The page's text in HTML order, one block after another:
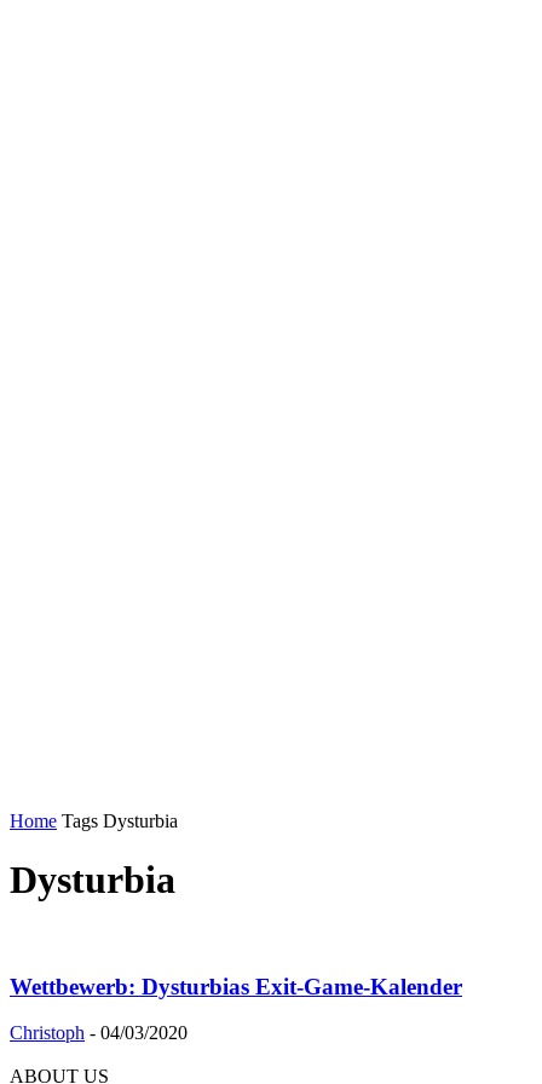
Home Tags Dysturbia
Dysturbia
Wettbewerb: Dysturbias Exit-Game-Kalender
Christoph - 04/03/2020
ABOUT US